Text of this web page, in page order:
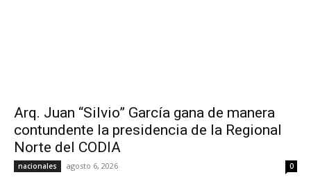
Arq. Juan “Silvio” García gana de manera
contundente la presidencia de la Regional
Norte del CODIA
nacionales agosto 6, 2026 0